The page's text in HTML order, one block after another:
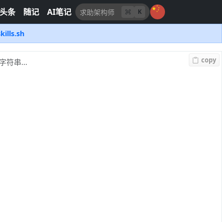
头条 随记 AI笔记 K
copy